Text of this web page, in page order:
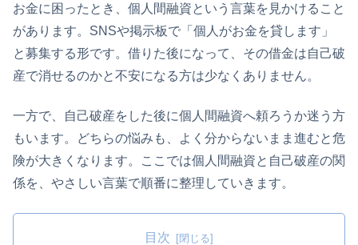
お金に困ったとき、個人間融資という言葉を見かけること
があります。SNSや掲示板で「個人がお金を貸します」
と募集する形です。借りた後になって、その借金は自己破
産で消せるのかと不安になる方は少なくありません。
一方で、自己破産をした後に個人間融資へ頼ろうか迷う方
もいます。どちらの悩みも、よく分からないまま進むと危
険が大きくなります。ここでは個人間融資と自己破産の関
係を、やさしい言葉で順番に整理していきます。
目次